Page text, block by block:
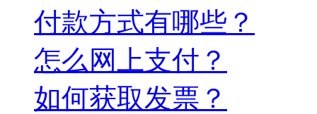
付款方式有哪些？
怎么网上支付？
如何获取发票？